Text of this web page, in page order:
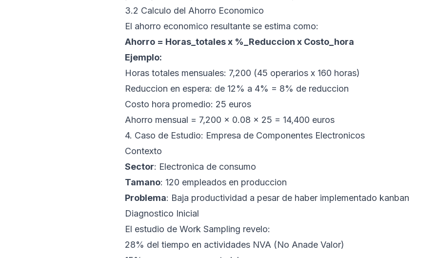
3.2 Calculo del Ahorro Economico
El ahorro economico resultante se estima como:
Ahorro = Horas_totales x %_Reduccion x Costo_hora
Ejemplo:
Horas totales mensuales: 7,200 (45 operarios x 160 horas)
Reduccion en espera: de 12% a 4% = 8% de reduccion
Costo hora promedio: 25 euros
Ahorro mensual = 7,200 x 0.08 x 25 = 14,400 euros
4. Caso de Estudio: Empresa de Componentes Electronicos
Contexto
Sector: Electronica de consumo
Tamano: 120 empleados en produccion
Problema: Baja productividad a pesar de haber implementado kanban
Diagnostico Inicial
El estudio de Work Sampling revelo:
28% del tiempo en actividades NVA (No Anade Valor)